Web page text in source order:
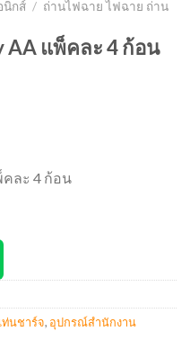
นิกส์ / ถ่านไฟฉาย ไฟฉาย ถ่าน
AA แพ็คละ 4 ก้อน
คละ 4 ก้อน
นชาร์จ, อุปกรณ์สำนักงาน